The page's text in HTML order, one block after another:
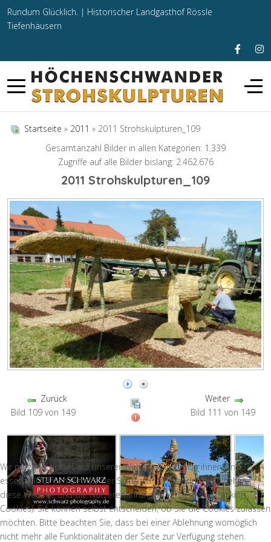
Rundum Glücklich. | Historischer Landgasthof Rössle
Tiefenhäusern
Startseite » 2011 » 2011 Strohskulpturen_109
Gesamtanzahl Bilder in allen Kategorien: 1.339
Zugriffe auf alle Bilder bislang: 2.462.676
2011 Strohskulpturen_109
Zurück
Bild 109 von 149
Weiter
Bild 111 von 149
Wir nutzen Cookies auf unserer Website. Einige von ihnen sind
essenziell für den Betrieb der Seite, während andere uns helfen,
diese Website und die Nutzererfahrung zu verbessern (Tracking
Cookies). Sie können selbst entscheiden, ob Sie die Cookies zulassen
möchten. Bitte beachten Sie, dass bei einer Ablehnung womöglich
nicht mehr alle Funktionalitäten der Seite zur Verfügung stehen.